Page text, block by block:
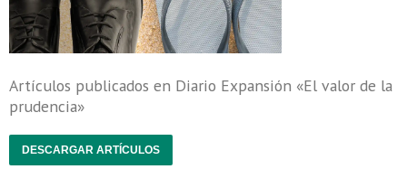
Artículos publicados en Diario Expansión «El valor de la
prudencia»
DESCARGAR ARTÍCULOS